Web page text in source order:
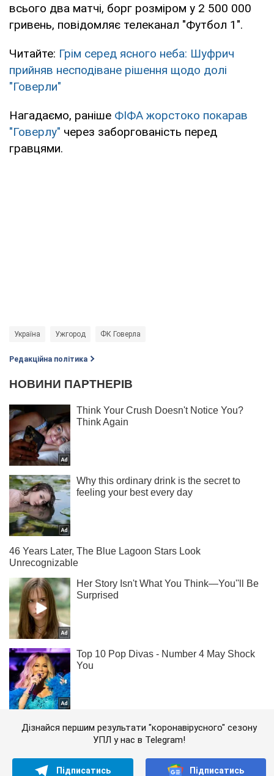
всього два матчі, борг розміром у 2 500 000
гривень, повідомляє телеканал "Футбол 1".
Читайте: Грім серед ясного неба: Шуфрич
прийняв несподіване рішення щодо долі
"Говерли"
Нагадаємо, раніше ФІФА жорстоко покарав
"Говерлу" через заборгованість перед
гравцями.
Україна Ужгород ФК Говерла
Редакційна політика
Дізнайся першим результати "коронавірусного" сезону
УПЛ у нас в Telegram!
Підписатись Підписатись